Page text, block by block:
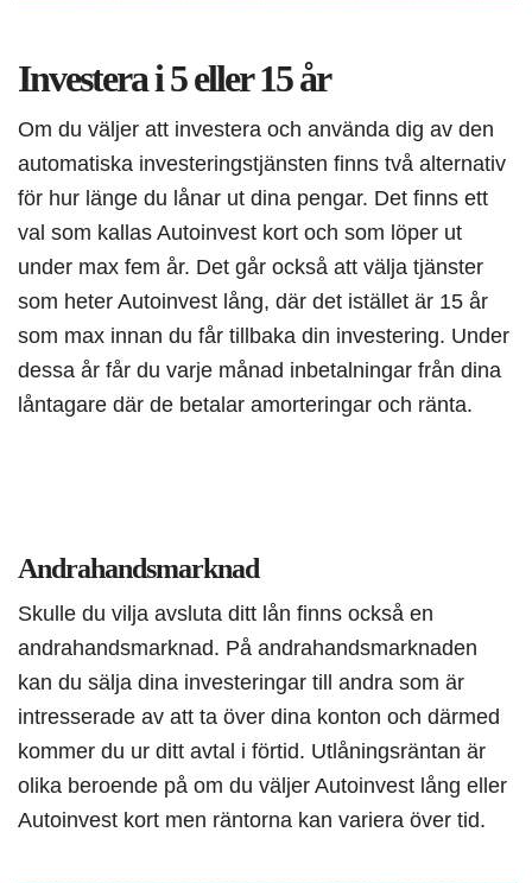
Investera i 5 eller 15 år
Om du väljer att investera och använda dig av den
automatiska investeringstjänsten finns två alternativ
för hur länge du lånar ut dina pengar. Det finns ett
val som kallas Autoinvest kort och som löper ut
under max fem år. Det går också att välja tjänster
som heter Autoinvest lång, där det istället är 15 år
som max innan du får tillbaka din investering. Under
dessa år får du varje månad inbetalningar från dina
låntagare där de betalar amorteringar och ränta.
Andrahandsmarknad
Skulle du vilja avsluta ditt lån finns också en
andrahandsmarknad. På andrahandsmarknaden
kan du sälja dina investeringar till andra som är
intresserade av att ta över dina konton och därmed
kommer du ur ditt avtal i förtid. Utlåningsräntan är
olika beroende på om du väljer Autoinvest lång eller
Autoinvest kort men räntorna kan variera över tid.